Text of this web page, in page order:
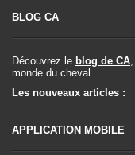
BLOG CA
Découvrez le blog de CA
monde du cheval.
Les nouveaux articles :
APPLICATION MOBILE